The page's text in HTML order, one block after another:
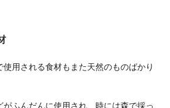
用される食材もまた天然のものばかり
ふんだんに使用され、時には森で採っ